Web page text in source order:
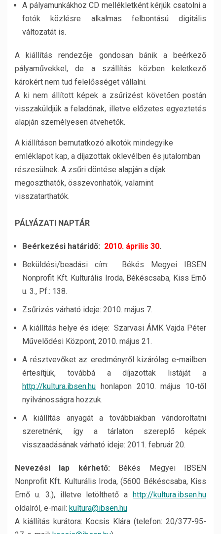
A pályamunkákhoz CD mellékletként kérjük csatolni a
fotók közlésre alkalmas felbontású digitális
változatát is.
A kiállítás rendezője gondosan bánik a beérkező
pályaművekkel, de a szállítás közben keletkező
károkért nem tud felelősséget vállalni.
A ki nem állított képek a zsűrizést követően postán
visszaküldjük a feladónak, illetve előzetes egyeztetés
alapján személyesen átvehetők.
A kiállításon bemutatkozó alkotók mindegyike
emléklapot kap, a díjazottak oklevélben és jutalomban
részesülnek. A zsűri döntése alapján a díjak
megoszthatók, összevonhatók, valamint
visszatarthatók.
PÁLYÁZATI NAPTÁR
Beérkezési határidő: 2010. április 30.
Beküldési/beadási cím: Békés Megyei IBSEN
Nonprofit Kft. Kulturális Iroda, Békéscsaba, Kiss Ernő
u. 3., Pf.: 138.
Zsűrizés várható ideje: 2010. május 7.
A kiállítás helye és ideje: Szarvasi ÁMK Vajda Péter
Művelődési Központ, 2010. május 21.
A résztvevőket az eredményről kizárólag e-mailben
értesítjük, továbbá a díjazottak listáját a
http://kultura.ibsen.hu honlapon 2010. május 10-től
nyilvánosságra hozzuk.
A kiállítás anyagát a továbbiakban vándoroltatni
szeretnénk, így a tárlaton szereplő képek
visszaadásának várható ideje: 2011. február 20.
Nevezési lap kérhető: Békés Megyei IBSEN
Nonprofit Kft. Kulturális Iroda, (5600 Békéscsaba, Kiss
Ernő u. 3.), illetve letölthető a http://kultura.ibsen.hu
oldalról, e-mail: kultura@ibsen.hu
A kiállítás kurátora: Kocsis Klára (telefon: 20/377-95-